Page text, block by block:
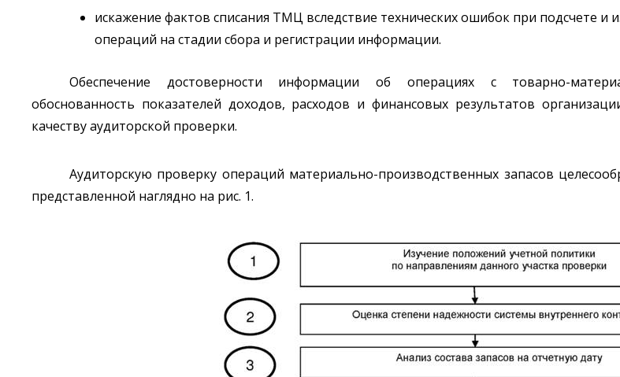
искажение фактов списания ТМЦ вследствие технических ошибок при подсчете
операций на стадии сбора и регистрации информации.
Обеспечение достоверности информации об операциях с товарно-
обоснованность показателей доходов, расходов и финансовых результатов
качеству аудиторской проверки.
Аудиторскую проверку операций материально-производственных запасов
представленной наглядно на рис. 1.